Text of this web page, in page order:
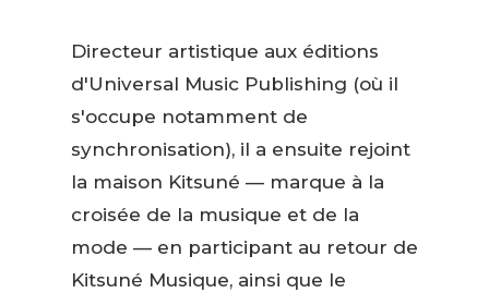
Directeur artistique aux éditions
d'Universal Music Publishing (où il
s'occupe notamment de
synchronisation), il a ensuite rejoint
la maison Kitsuné — marque à la
croisée de la musique et de la
mode — en participant au retour de
Kitsuné Musique, ainsi que le